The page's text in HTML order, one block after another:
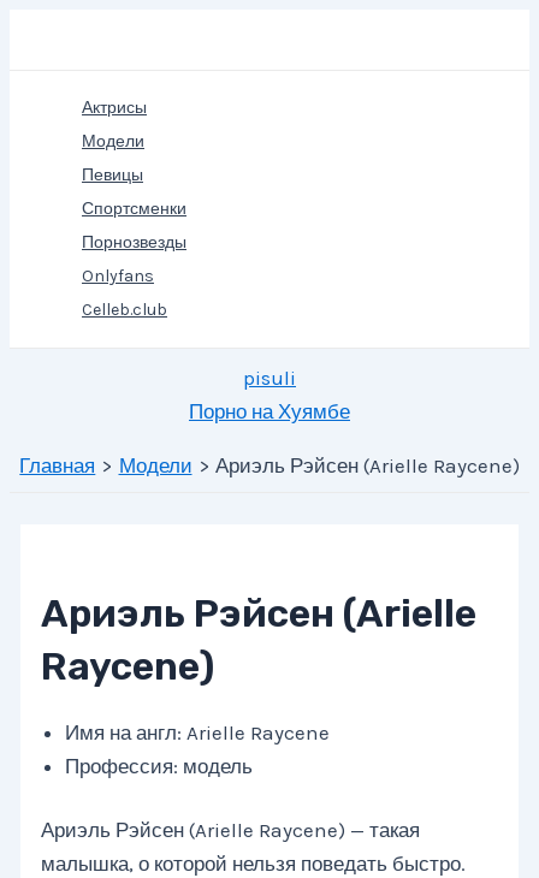
Актрисы
Модели
Певицы
Спортсменки
Порнозвезды
Onlyfans
Celleb.club
pisuli
Порно на Хуямбе
Главная Модели Ариэль Рэйсен (Arielle Raycene)
Ариэль Рэйсен (Arielle
Raycene)
Имя на англ: Arielle Raycene
Профессия: модель
Ариэль Рэйсен (Arielle Raycene) — такая
малышка, о которой нельзя поведать быстро.